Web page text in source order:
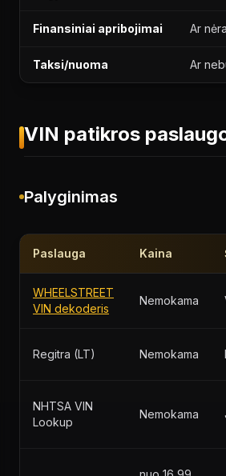
Finansiniai apribojimai Ar
Taksi/nuoma Ar
VIN patikros
Palyginimas
Paslauga Kaina
WHEELSTREET
VIN dekoderis
Nemokama
Regitra (LT) Nemokama
NHTSA VIN
Lookup
Nemokama